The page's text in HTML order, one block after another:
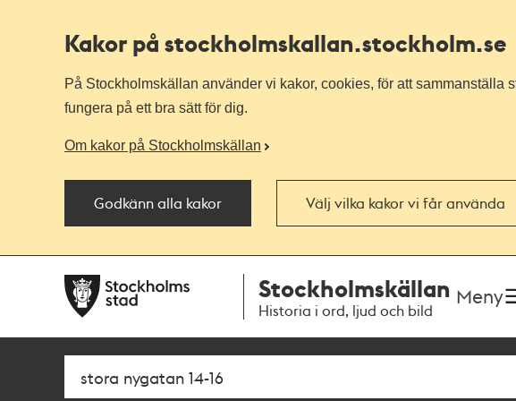
Kakor på stockholmskallan.stockholm.se
På Stockholmskällan använder vi kakor, cookies, för att sammanställa
fungera på ett bra sätt för dig.
Om kakor på Stockholmskällan
Godkänn alla kakor Välj vilka kakor vi får använda
navigationen
huvudinnehållet
Stockholmskällan
Historia i ord, ljud och bild
Meny
Sök